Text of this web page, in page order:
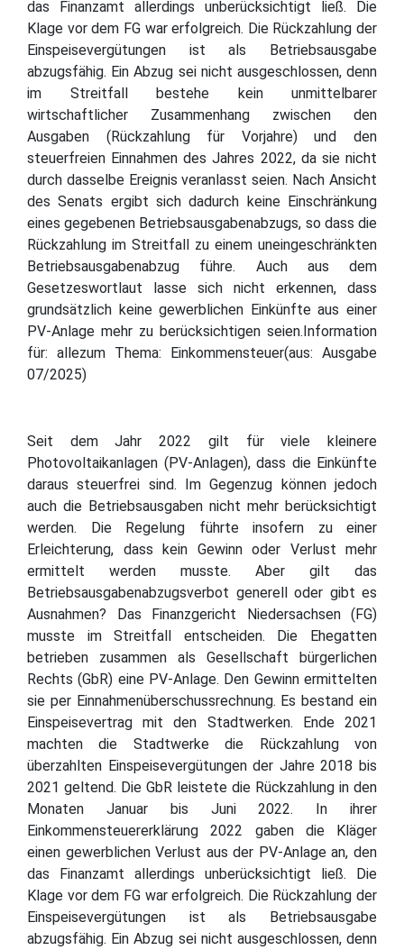
das Finanzamt allerdings unberücksichtigt ließ. Die
Klage vor dem FG war erfolgreich. Die Rückzahlung der
Einspeisevergütungen ist als Betriebsausgabe
abzugsfähig. Ein Abzug sei nicht ausgeschlossen, denn
im Streitfall bestehe kein unmittelbarer
wirtschaftlicher Zusammenhang zwischen den
Ausgaben (Rückzahlung für Vorjahre) und den
steuerfreien Einnahmen des Jahres 2022, da sie nicht
durch dasselbe Ereignis veranlasst seien. Nach Ansicht
des Senats ergibt sich dadurch keine Einschränkung
eines gegebenen Betriebsausgabenabzugs, so dass die
Rückzahlung im Streitfall zu einem uneingeschränkten
Betriebsausgabenabzug führe. Auch aus dem
Gesetzeswortlaut lasse sich nicht erkennen, dass
grundsätzlich keine gewerblichen Einkünfte aus einer
PV-Anlage mehr zu berücksichtigen seien.Information
für: allezum Thema: Einkommensteuer(aus: Ausgabe
07/2025)
Seit dem Jahr 2022 gilt für viele kleinere
Photovoltaikanlagen (PV-Anlagen), dass die Einkünfte
daraus steuerfrei sind. Im Gegenzug können jedoch
auch die Betriebsausgaben nicht mehr berücksichtigt
werden. Die Regelung führte insofern zu einer
Erleichterung, dass kein Gewinn oder Verlust mehr
ermittelt werden musste. Aber gilt das
Betriebsausgabenabzugsverbot generell oder gibt es
Ausnahmen? Das Finanzgericht Niedersachsen (FG)
musste im Streitfall entscheiden. Die Ehegatten
betrieben zusammen als Gesellschaft bürgerlichen
Rechts (GbR) eine PV-Anlage. Den Gewinn ermittelten
sie per Einnahmenüberschussrechnung. Es bestand ein
Einspeisevertrag mit den Stadtwerken. Ende 2021
machten die Stadtwerke die Rückzahlung von
überzahlten Einspeisevergütungen der Jahre 2018 bis
2021 geltend. Die GbR leistete die Rückzahlung in den
Monaten Januar bis Juni 2022. In ihrer
Einkommensteuererklärung 2022 gaben die Kläger
einen gewerblichen Verlust aus der PV-Anlage an, den
das Finanzamt allerdings unberücksichtigt ließ. Die
Klage vor dem FG war erfolgreich. Die Rückzahlung der
Einspeisevergütungen ist als Betriebsausgabe
abzugsfähig. Ein Abzug sei nicht ausgeschlossen, denn